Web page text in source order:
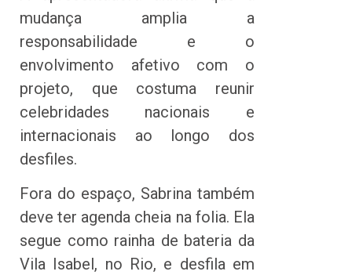
mudança amplia a
responsabilidade e o
envolvimento afetivo com o
projeto, que costuma reunir
celebridades nacionais e
internacionais ao longo dos
desfiles.
Fora do espaço, Sabrina também
deve ter agenda cheia na folia. Ela
segue como rainha de bateria da
Vila Isabel, no Rio, e desfila em